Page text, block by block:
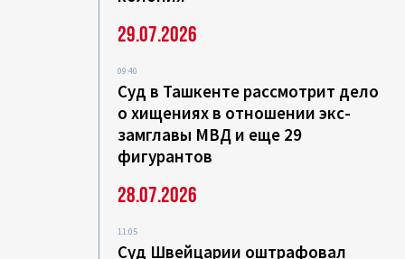
29.07.2026
09:40
Суд в Ташкенте рассмотрит дело
о хищениях в отношении экс-
замглавы МВД и еще 29
фигурантов
28.07.2026
11:05
Суд Швейцарии оштрафовал